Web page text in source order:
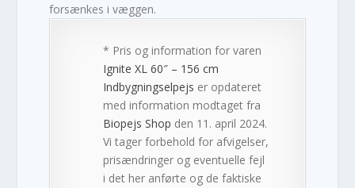
forsænkes i væggen.
* Pris og information for varen
Ignite XL 60″ – 156 cm
Indbygningselpejs er opdateret
med information modtaget fra
Biopejs Shop den 11. april 2024.
Vi tager forbehold for afvigelser,
prisændringer og eventuelle fejl
i det her anførte og de faktiske